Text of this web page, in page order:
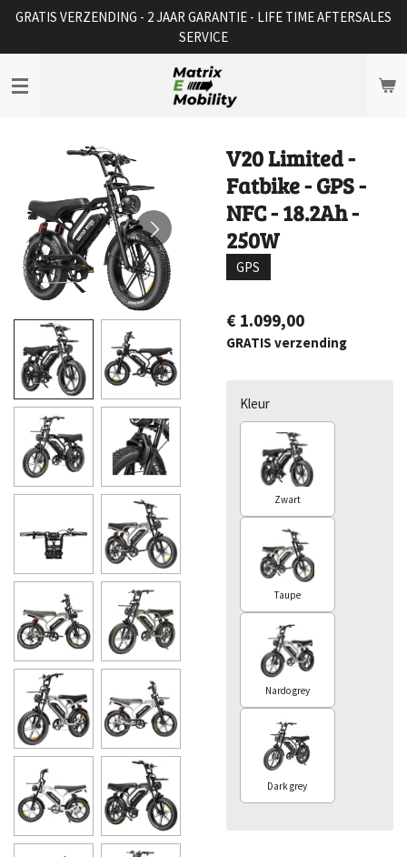
Ga
naar
de
hoofdinhoud
GRATIS VERZENDING - 2 JAAR GARANTIE - LIFE TIME AFTERSALES
SERVICE
V20 Limited -
Fatbike - GPS -
NFC - 18.2Ah -
250W
GPS
€ 1.099,00
GRATIS verzending
Kleur
Zwart
Taupe
Nardo grey
Dark grey